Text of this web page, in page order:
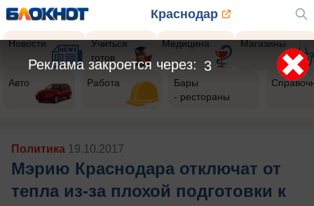
Краснодар
Новости
Учиться
готов
Медицина Магазины
Авто Работа
Бары
- рестораны
Политика 19.10.2017
Мэрию Краснодара отключат от
тепла из-за плохой подготовки к
1
Реклама закроется через: